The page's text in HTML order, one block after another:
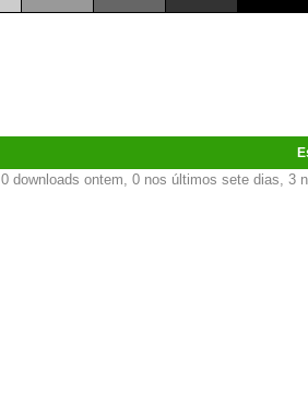
0 downloads ontem, 0 nos últimos sete dias, 3